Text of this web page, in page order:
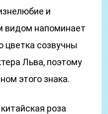
и
видом напоминает
цветка созвучны
Льва, поэтому
этого знака.
роза